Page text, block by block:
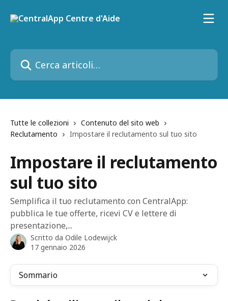
Cerca articoli…
Tutte le collezioni
Contenuto del sito web
Reclutamento
Impostare il reclutamento sul tuo sito
Impostare il reclutamento
sul tuo sito
Semplifica il tuo reclutamento con CentralApp:
pubblica le tue offerte, ricevi CV e lettere di
presentazione,...
Scritto da Odile Lodewijck
17 gennaio 2026
Sommario